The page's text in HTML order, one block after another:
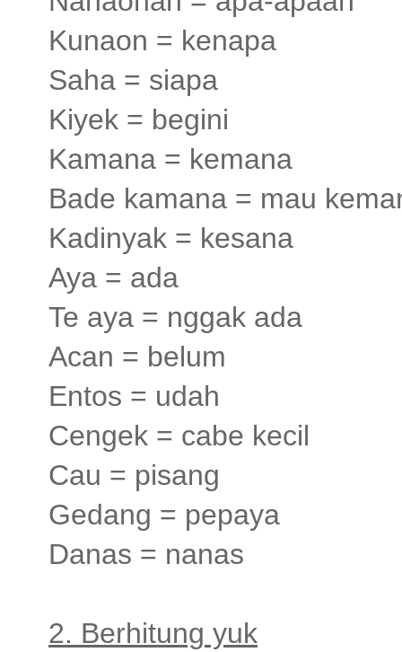
Kunaon = kenapa
Saha = siapa
Kiyek = begini
Kamana = kemana
Bade kamana = mau
Kadinyak = kesana
Aya = ada
Te aya = nggak ada
Acan = belum
Entos = udah
Cengek = cabe kecil
Cau = pisang
Gedang = pepaya
Danas = nanas
2. Berhitung yuk